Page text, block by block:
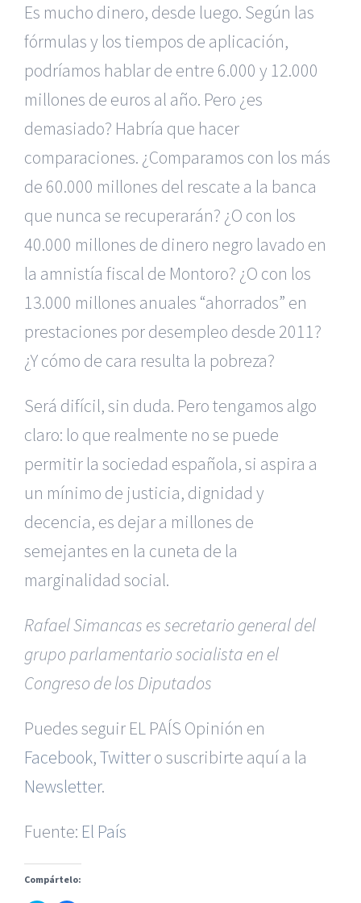
Es mucho dinero, desde luego. Según las
fórmulas y los tiempos de aplicación,
podríamos hablar de entre 6.000 y 12.000
millones de euros al año. Pero ¿es
demasiado? Habría que hacer
comparaciones. ¿Comparamos con los más
de 60.000 millones del rescate a la banca
que nunca se recuperarán? ¿O con los
40.000 millones de dinero negro lavado en
la amnistía fiscal de Montoro? ¿O con los
13.000 millones anuales “ahorrados” en
prestaciones por desempleo desde 2011?
¿Y cómo de cara resulta la pobreza?
Será difícil, sin duda. Pero tengamos algo
claro: lo que realmente no se puede
permitir la sociedad española, si aspira a
un mínimo de justicia, dignidad y
decencia, es dejar a millones de
semejantes en la cuneta de la
marginalidad social.
Rafael Simancas es secretario general del
grupo parlamentario socialista en el
Congreso de los Diputados
Puedes seguir EL PAÍS Opinión en
Facebook,Twittero suscribirte aquí a la
Newsletter.
Fuente: El País
Compártelo:
|Reclamación de Accidentes en Alicante |
de Accidentes en Madrid | BGD Abogados Madrid |
|Formación para Abogados
|Hacer Contrato De